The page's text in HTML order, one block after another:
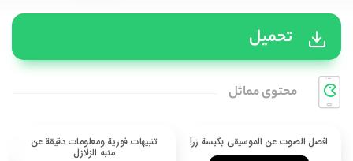
تحميل
محتوی مماثل
افصل الصوت عن الموسيقى بكبسة زر! تنبيهات فورية ومعلومات دقيقة عن
منبه الزلازل